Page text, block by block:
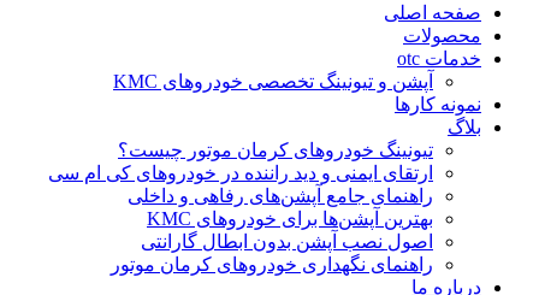
صفحه اصلی
محصولات
خدمات otc
آپشن و تیونینگ تخصصی خودروهای KMC
نمونه کارها
بلاگ
تیونینگ خودروهای کرمان موتور چیست؟
ارتقای ایمنی و دید راننده در خودروهای کی ام سی
راهنمای جامع آپشن‌های رفاهی و داخلی
بهترین آپشن‌ها برای خودروهای KMC
اصول نصب آپشن بدون ابطال گارانتی
راهنمای نگهداری خودروهای کرمان موتور
درباره ما